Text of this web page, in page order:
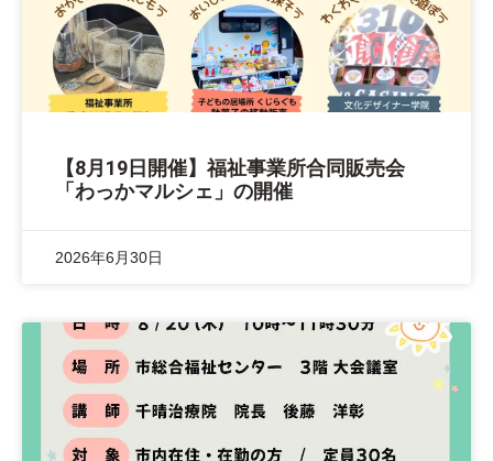
【8月19日開催】福祉事業所合同販売会
「わっかマルシェ」の開催
2026年6月30日